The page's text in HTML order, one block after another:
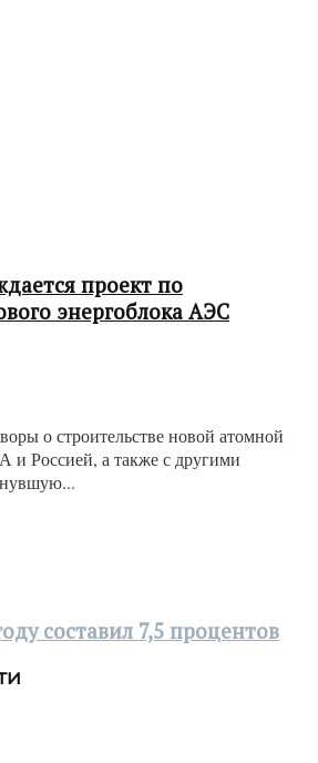
проект по
энергоблока АЭС
о строительстве новой атомной
и Россией, а также с другими
составил 7,5 процентов